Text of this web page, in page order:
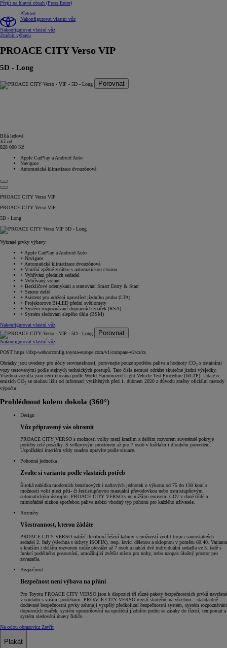
Přejít na hlavní obsah (Press Enter)
Přehled
Nakonfigurovat vlastní vůz
Nakonfigurovat vlastní vůz
Změnit výbavu
PROACE CITY Verso VIP
5D - Long
Porovnat
Bílá ledová
Již od
828 000 Kč
Apple CarPlay a Android Auto
Navigace
Automatická klimatizace dvouzónová
PROACE CITY Verso VIP
PROACE CITY Verso VIP
5D - Long
Vybrané prvky výbavy
+ Apple CarPlay a Android Auto
+ Navigace
+ Automatická klimatizace dvouzónová
+ Vnitřní zpětné zrcátko s automatickou clonou
+ Vyhřívání předních sedadel
+ Vyhřívaný volant
+ Bezklíčové odemykání a startování Smart Entry & Start
+ Senzor deště
+ Asistent pro udržení uprostřed jízdního pruhu (LTA)
+ Projektorové Bi-LED přední světlomety
+ Systém rozpoznávaní dopravních značek (RSA)
+ Systém sledování slepého úhlu (BSM)
Nakonfigurovat vlastní vůz
Porovnat
Nakonfigurovat vlastní vůz
POST https://dxp-webcarconfig.toyota-europe.com/v1/compare-v2/cz/cs
Obrázky jsou uvedeny pro účely srovnatelnosti; porovnejte pouze spotřebu paliva a hodnoty CO2 s ostatními
vozy testovanými podle stejných technických postupů. Tato čísla nemusí odrážet skutečné jízdní výsledky.
Všechna vozidla jsou certifikována podle World Harmonized Light Vehicle Test Procedure (WLTP). Údaje o
emisích CO2 se mohou lišit od informací vytištěných před 1. dubnem 2020 z důvodu změny oficiální metody
výpočtu.
Prohlédnout kolem dokola (360°)
Design
Vůz připravený vás ohromit
PROACE CITY VERSO s možností volby mezi kratším a delším rozvorem suverénně pokryje
potřeby celé posádky. S velkorysým prostorem až pro 7 osob v krátkém i dlouhém provedení.
Uspořádání interiéru vždy snadno upravíte podle situace.
Pohonná jednotka
Zvolte si variantu podle vlastních potřeb
Široká nabídka moderních benzínových i naftových jednotek o výkonu od 75 do 130 koní s
možností volit mezi pěti- či šestistupňovou manuální převodovkou nebo osmistupňovým
automatickým ústrojím. PROACE CITY VERSO s nejnižšími emisemi CO2 v dané třídě a
mimořádně nízkou spotřebou paliva nabízí vhodný typ pohonu pro každého uživatele.
Rozměry
Všestrannost, kterou žádáte
PROACE CITY VERSO nabízí flexibilní řešení kabiny s možností zvolit trojici samostatných
sedadel 2. řady (všechna s úchyty ISOFIX), resp. lavici dělenou a sklopnou v poměru 60:40. Varianta
s kratším i delším rozvorem může převážet až 7 osob a nabízí dvě individuální sedadla ve 3. řadě s
funkcí podélného posouvání, umožňující zvětšit místo pro nohy, nebo naopak úložný prostor pro
zavazadla.
Bezpečnost
Bezpečnost není výbava na přání
Pro Toyotu PROACE CITY VERSO jsou k dispozici tři různé pakety bezpečnostních prvků navržené
v souladu s vašimi potřebami. PROACE CITY VERSO myslí skutečně na všechno – standardně
dodávané bezpečnostní prvky zahrnují vyspělý předkolizní bezpečnostní systém, systém rozpoznávání
dopravních značek, systém upozorňování na opuštění jízdního pruhu se zásahy do řízení, tempomat a
systém sledování únavy řidiče.
Na celou obrazovku Zavřít
Plakát